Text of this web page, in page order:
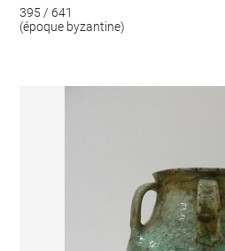
395 / 641
(époque byzantine)